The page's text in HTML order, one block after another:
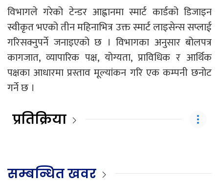
विभागले गरेको टेन्डर आह्वानमा स्मार्ट कार्डको डिजाइन
स्वीकृत भएको तीन महिनाभित्र उक्त स्मार्ट लाइसेन्स सप्लाई
गरिसक्नुपर्ने जनाइएको छ । विभागका अनुसार बोलपत्र
कागजात, व्यापारिक पक्ष, योग्यता, प्राविधिक र आर्थिक
पक्षका आधारमा प्रस्ताव मूल्यांकन गरि एक कम्पनी छनोट
गर्ने छ ।
प्रतिक्रिया
सम्बन्धित खवर